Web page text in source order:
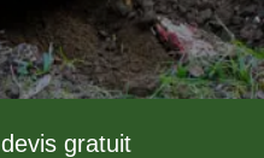
gratuit